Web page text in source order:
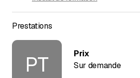
Prestations
PT
Prix
Sur demande